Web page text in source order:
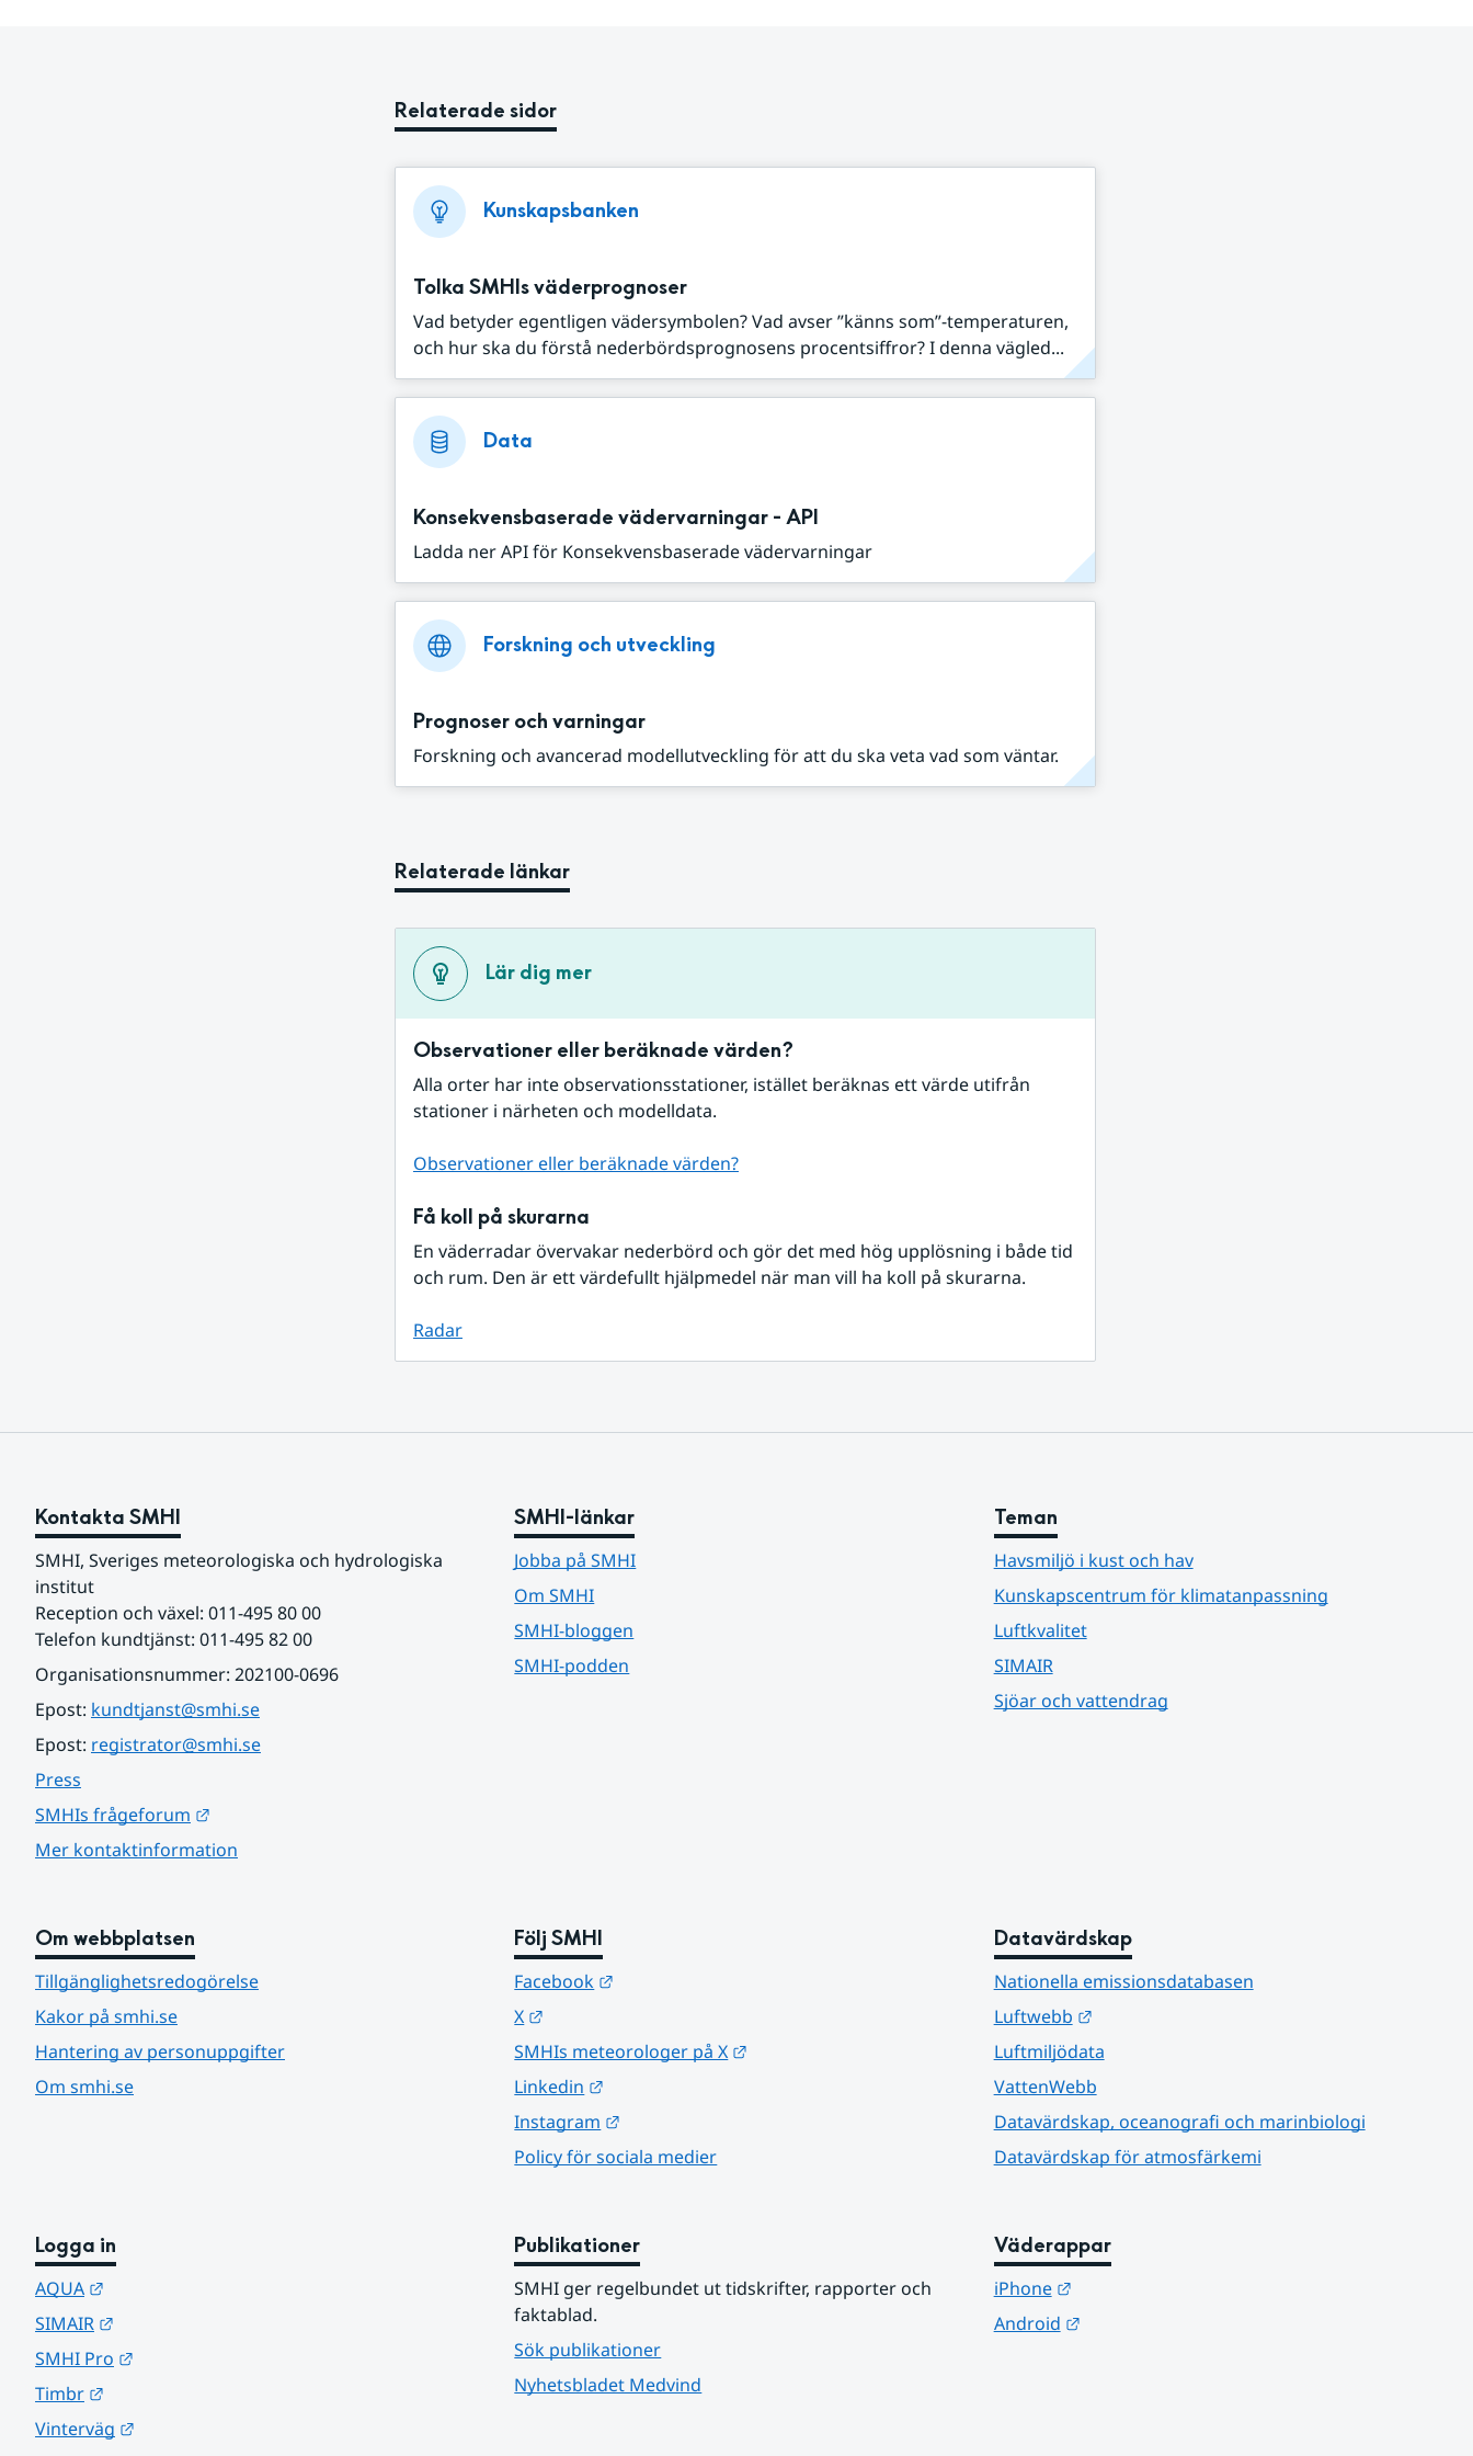
Relaterade sidor
Kunskapsbanken
Tolka SMHIs väderprognoser
Vad betyder egentligen vädersymbolen? Vad avser ”känns som”-temperaturen,
och hur ska du förstå nederbördsprognosens procentsiffror? I denna vägled...
Data
Konsekvensbaserade vädervarningar - API
Ladda ner API för Konsekvensbaserade vädervarningar
Forskning och utveckling
Prognoser och varningar
Forskning och avancerad modellutveckling för att du ska veta vad som väntar.
Relaterade länkar
Lär dig mer
Observationer eller beräknade värden?
Alla orter har inte observationsstationer, istället beräknas ett värde utifrån
stationer i närheten och modelldata.
Observationer eller beräknade värden?
Få koll på skurarna
En väderradar övervakar nederbörd och gör det med hög upplösning i både tid
och rum. Den är ett värdefullt hjälpmedel när man vill ha koll på skurarna.
Radar
Kontakta SMHI
SMHI, Sveriges meteorologiska och hydrologiska
institut
Reception och växel: 011-495 80 00
Telefon kundtjänst: 011-495 82 00
Organisationsnummer: 202100-0696
Epost: kundtjanst@smhi.se
Epost: registrator@smhi.se
Press
SMHIs frågeforum
Mer kontaktinformation
SMHI-länkar
Jobba på SMHI
Om SMHI
SMHI-bloggen
SMHI-podden
Teman
Havsmiljö i kust och hav
Kunskapscentrum för klimatanpassning
Luftkvalitet
SIMAIR
Sjöar och vattendrag
Om webbplatsen
Tillgänglighetsredogörelse
Kakor på smhi.se
Hantering av personuppgifter
Om smhi.se
Följ SMHI
Facebook
X
SMHIs meteorologer på X
Linkedin
Instagram
Policy för sociala medier
Datavärdskap
Nationella emissionsdatabasen
Luftwebb
Länk till annan webbplats.
Luftmiljödata
VattenWebb
Datavärdskap, oceanografi och marinbiologi
Datavärdskap för atmosfärkemi
Logga in
AQUA
SIMAIR
SMHI Pro
Timbr
Vinterväg
Publikationer
SMHI ger regelbundet ut tidskrifter, rapporter och
faktablad.
Sök publikationer
Nyhetsbladet Medvind
Väderappar
iPhone
Länk till annan webbplats.
Android
Länk till annan webbplats.